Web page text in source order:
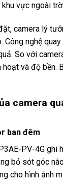
khu vực ngoài
camera lý
Công nghệ
So với
và độ bền.
camera
ban đêm
PV-4G ghi
bỏ sót góc
cho hình ảnh